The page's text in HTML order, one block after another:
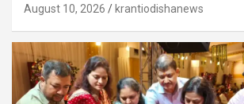
August 10, 2026 krantiodishanews